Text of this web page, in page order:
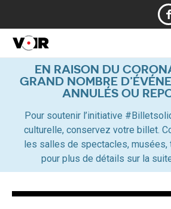
EN RAISON DU
GRAND NOMBRE
ANNULÉS OU
Pour soutenir l’initiative
culturelle, conservez votre billet.
les salles de spectacles, musées,
pour plus de détails sur la